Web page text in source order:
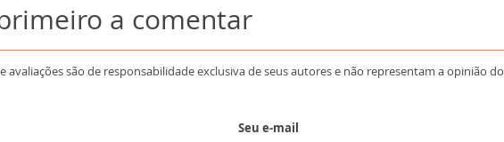
a comentar
avaliações são de responsabilidade exclusiva de seus autores e não representam a opinião do
Seu e-mail